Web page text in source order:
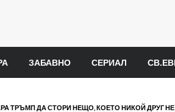
ЗАБАВНО СЕРИАЛ
ТРЪМП ДА СТОРИ НЕЩО, КОЕТО НИКОЙ ДРУГ